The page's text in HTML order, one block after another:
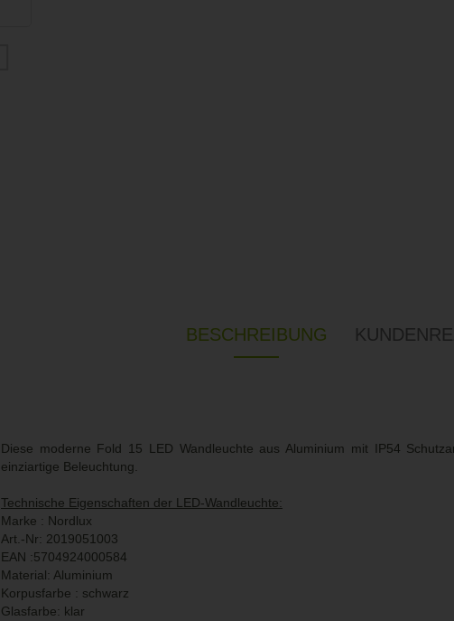
BESCHREIBUNG
Diese moderne Fold 15 LED Wandleuchte aus Aluminium mit IP54
einziartige Beleuchtung.
Technische Eigenschaften der LED-Wandleuchte:
Marke : Nordlux
Art.-Nr: 2019051003
EAN :5704924000584
Material: Aluminium
Korpusfarbe : schwarz
Glasfarbe: klar